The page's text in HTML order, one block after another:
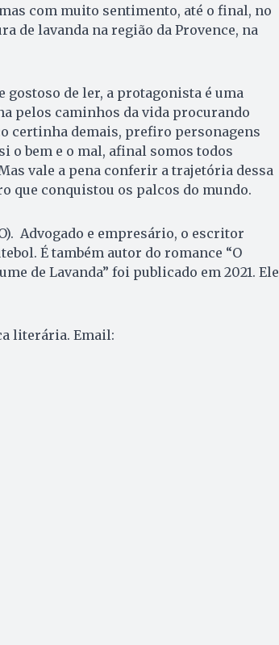
com muito sentimento, até o final, no
de lavanda na região da Provence, na
gostoso de ler, a protagonista é uma
pelos caminhos da vida procurando
certinha demais, prefiro personagens
o bem e o mal, afinal somos todos
vale a pena conferir a trajetória dessa
conquistou os palcos do mundo.
Advogado e empresário, o escritor
É também autor do romance “O
de Lavanda” foi publicado em 2021. Ele
literária. Email: